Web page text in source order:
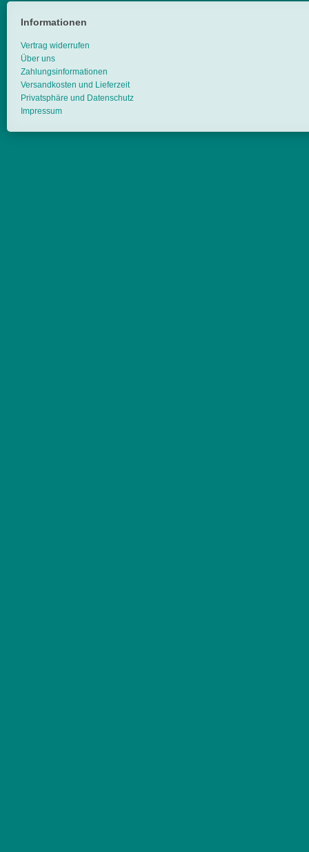
Informationen
Vertrag widerrufen
Über uns
Zahlungsinformationen
Versandkosten und Lieferzeit
Privatsphäre und Datenschutz
Impressum